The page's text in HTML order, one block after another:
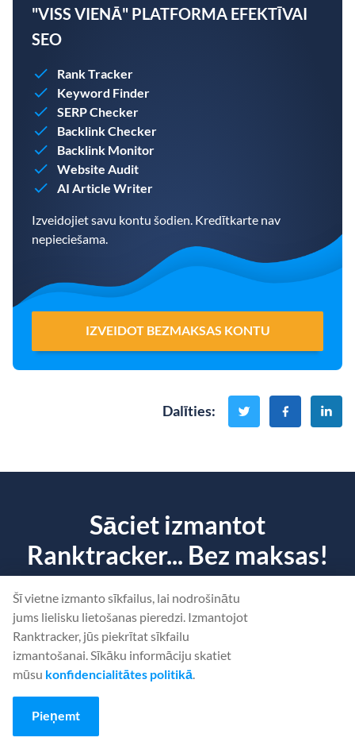
"VISS VIENĀ" PLATFORMA EFEKTĪVAI
SEO
Rank Tracker
Keyword Finder
SERP Checker
Backlink Checker
Backlink Monitor
Website Audit
AI Article Writer
Izveidojiet savu kontu šodien. Kredītkarte nav
nepieciešama.
IZVEIDOT BEZMAKSAS KONTU
Dalīties:
Sāciet izmantot
Ranktracker... Bez maksas!
Noskaidrojiet, kas kavējūsu vietnes ranga saglabāšanu.
IZVEIDOT BEZMAKSAS KONTU
, izmantojot savus akreditācijas datus
Šī vietne izmanto sīkfailus, lai nodrošinātu
jums lielisku lietošanas pieredzi. Izmantojot
Ranktracker, jūs piekrītat sīkfailu
izmantošanai. Sīkāku informāciju skatiet
mūsu konfidencialitātes politikā.
Pieņemt